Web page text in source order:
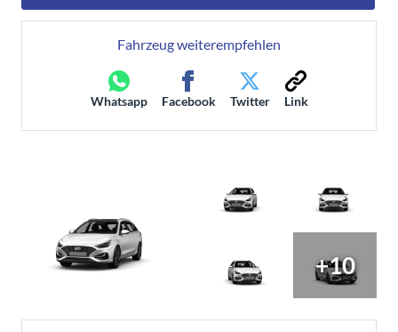
Fahrzeug weiterempfehlen
Whatsapp Facebook Twitter Link
+10